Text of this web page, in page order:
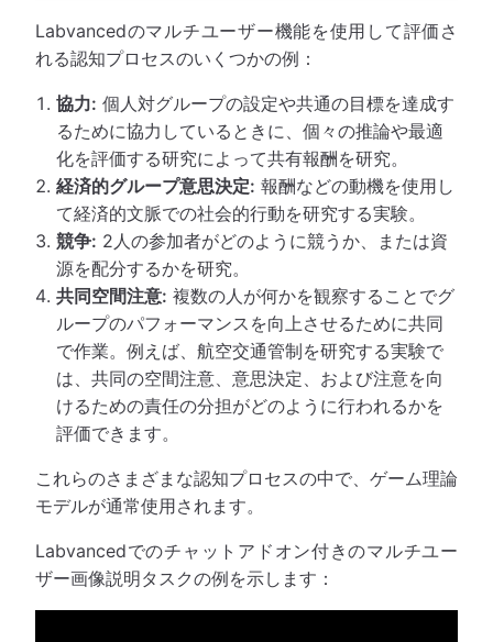
Labvancedのマルチユーザー機能を使用して評価さ
れる認知プロセスのいくつかの例：
協力: 個人対グループの設定や共通の目標を達成す
るために協力しているときに、個々の推論や最適
化を評価する研究によって共有報酬を研究。
経済的グループ意思決定: 報酬などの動機を使用し
て経済的文脈での社会的行動を研究する実験。
競争: 2人の参加者がどのように競うか、または資
源を配分するかを研究。
共同空間注意: 複数の人が何かを観察することでグ
ループのパフォーマンスを向上させるために共同
で作業。例えば、航空交通管制を研究する実験で
は、共同の空間注意、意思決定、および注意を向
けるための責任の分担がどのように行われるかを
評価できます。
これらのさまざまな認知プロセスの中で、ゲーム理論
モデルが通常使用されます。
Labvancedでのチャットアドオン付きのマルチユー
ザー画像説明タスクの例を示します：